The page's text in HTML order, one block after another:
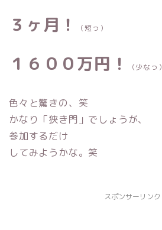
３ヶ月！ （短っ）
１６００万円！ （少なっ）
色々と驚きの、笑
かなり「狭き門」でしょうが、
参加するだけ
してみようかな。笑
スポンサーリンク